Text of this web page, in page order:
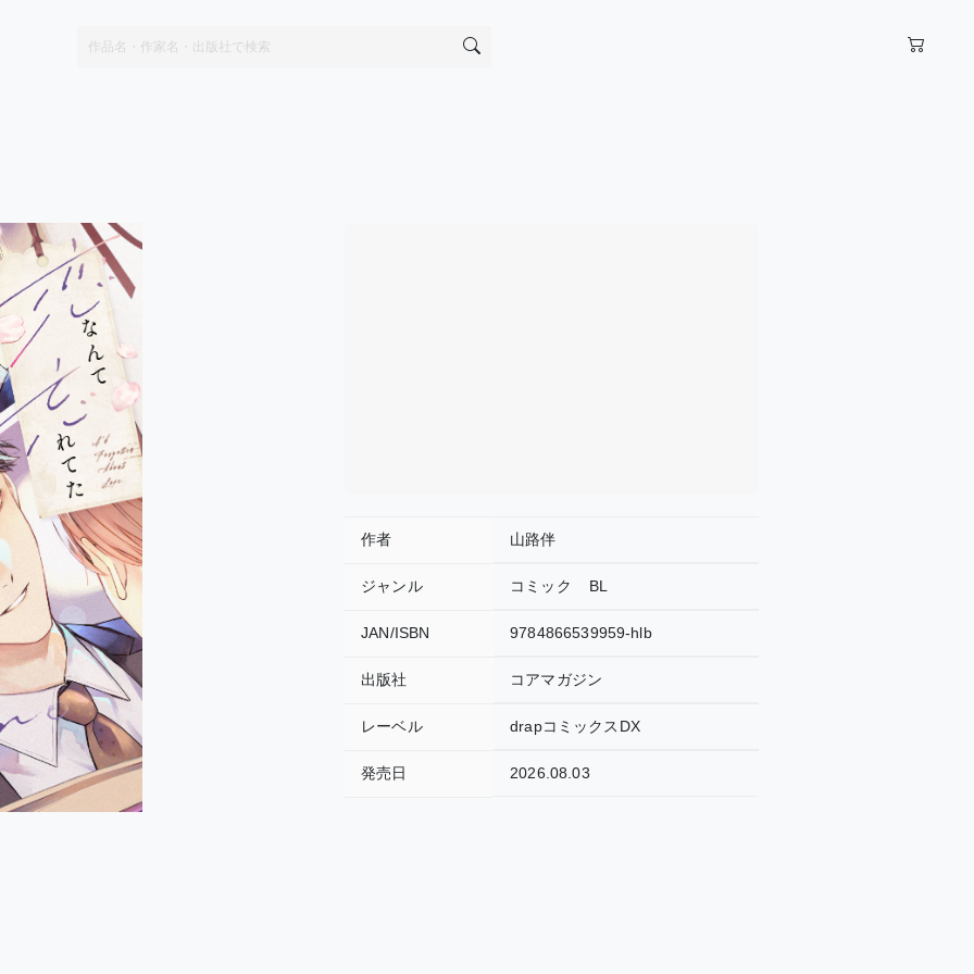
作者 山路伴
ジャンル コミック BL
JAN/ISBN 9784866539959-hlb
出版社 コアマガジン
レーベル drapコミックスDX
発売日 2026.08.03